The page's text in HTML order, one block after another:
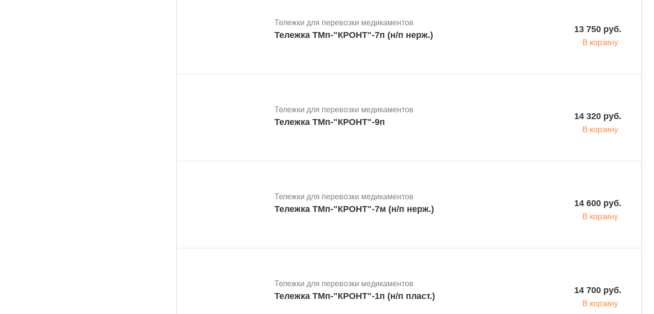
Тележки для перевозки медикаментов
Тележка ТМп-"КРОНТ"-7п (н/п нерж.)
13 750 руб.
В корзину
Тележки для перевозки медикаментов
Тележка ТМп-"КРОНТ"-9п
14 320 руб.
В корзину
Тележки для перевозки медикаментов
Тележка ТМп-"КРОНТ"-7м (н/п нерж.)
14 600 руб.
В корзину
Тележки для перевозки медикаментов
Тележка ТМп-"КРОНТ"-1п (н/п пласт.)
14 700 руб.
В корзину